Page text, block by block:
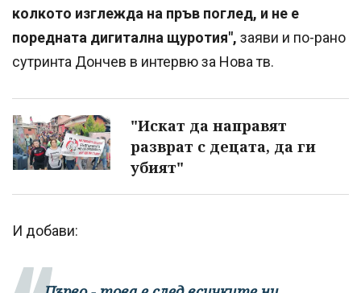
колкото изглежда на пръв поглед, и не е
поредната дигитална щуротия", заяви и по-рано
сутринта Дончев в интервю за Нова тв.
"Искат да направят
разврат с децата, да ги
убият"
И добави: